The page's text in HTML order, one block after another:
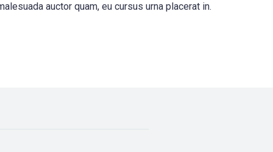
auctor quam, eu cursus urna placerat in.